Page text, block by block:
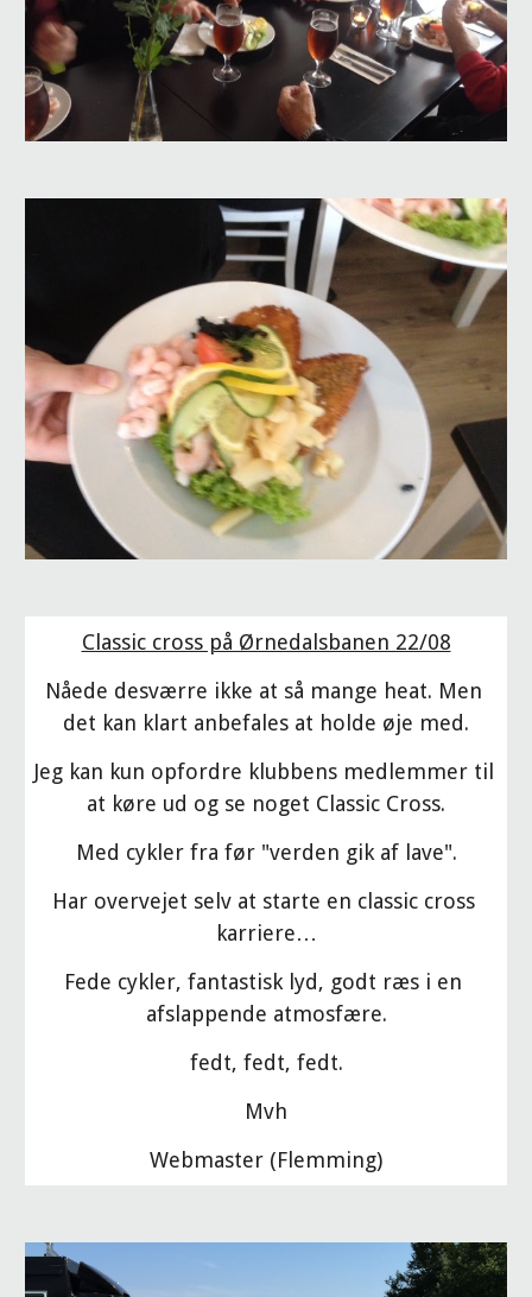
Classic cross på Ørnedalsbanen 22/08
Nåede desværre ikke at så mange heat. Men
det kan klart anbefales at holde øje med.
Jeg kan kun opfordre klubbens medlemmer til
at køre ud og se noget Classic Cross.
Med cykler fra før "verden gik af lave".
Har overvejet selv at starte en classic cross
karriere…
Fede cykler, fantastisk lyd, godt ræs i en
afslappende atmosfære.
fedt, fedt, fedt.
Mvh
Webmaster (Flemming)